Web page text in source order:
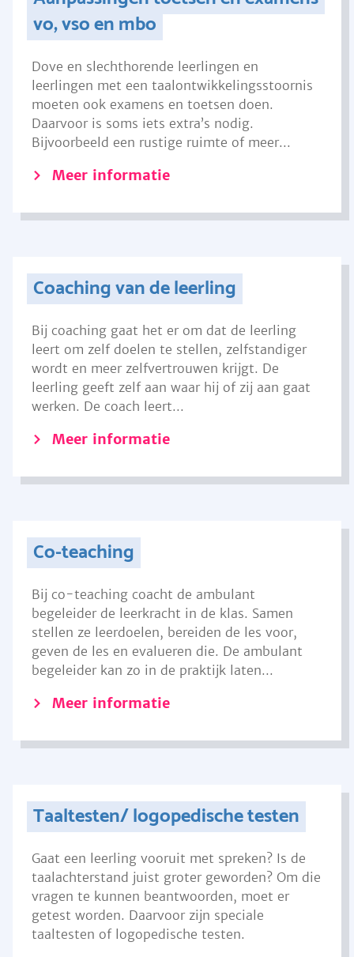
vo, vso en mbo
Dove en slechthorende leerlingen en
leerlingen met een taalontwikkelingsstoornis
moeten ook examens en toetsen doen.
Daarvoor is soms iets extra’s nodig.
Bijvoorbeeld een rustige ruimte of meer...
Meer informatie
Coaching van de leerling
Bij coaching gaat het er om dat de leerling
leert om zelf doelen te stellen, zelfstandiger
wordt en meer zelfvertrouwen krijgt. De
leerling geeft zelf aan waar hij of zij aan gaat
werken. De coach leert...
Meer informatie
Co-teaching
Bij co-teaching coacht de ambulant
begeleider de leerkracht in de klas. Samen
stellen ze leerdoelen, bereiden de les voor,
geven de les en evalueren die. De ambulant
begeleider kan zo in de praktijk laten...
Meer informatie
Taaltesten/ logopedische testen
Gaat een leerling vooruit met spreken? Is de
taalachterstand juist groter geworden? Om die
vragen te kunnen beantwoorden, moet er
getest worden. Daarvoor zijn speciale
taaltesten of logopedische testen.